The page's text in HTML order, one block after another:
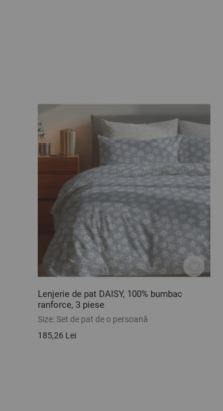
Lenjerie de pat DAISY, 100% bumbac
ranforce, 3 piese
Size:Set de pat de o persoană
185,26 Lei